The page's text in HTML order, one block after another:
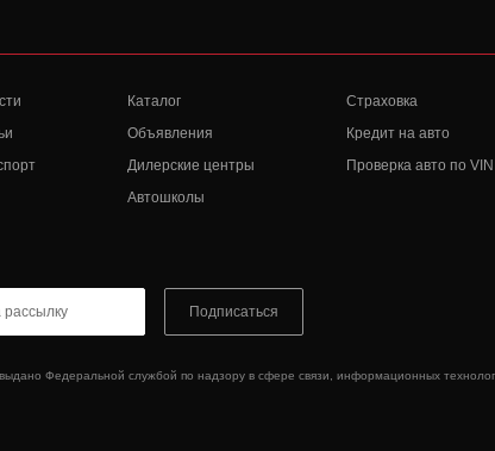
Каталог
Объявления
Дилерские центры
Автошколы
Страховка
Кредит на авто
Проверка авто по VIN
Федеральной службой по надзору в сфере связи, информационных
Подписаться